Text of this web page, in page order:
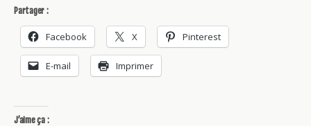
Partager :
Facebook X Pinterest
E-mail Imprimer
J’aime ça :